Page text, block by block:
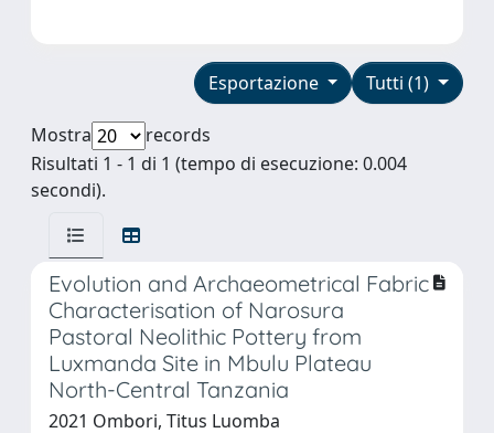
Tutti (1)
Esportazione
Mostra
records
Risultati 1 - 1 di 1 (tempo di esecuzione: 0.004
secondi).
Evolution and Archaeometrical Fabric
Characterisation of Narosura
Pastoral Neolithic Pottery from
Luxmanda Site in Mbulu Plateau
North-Central Tanzania
2021 Ombori, Titus Luomba